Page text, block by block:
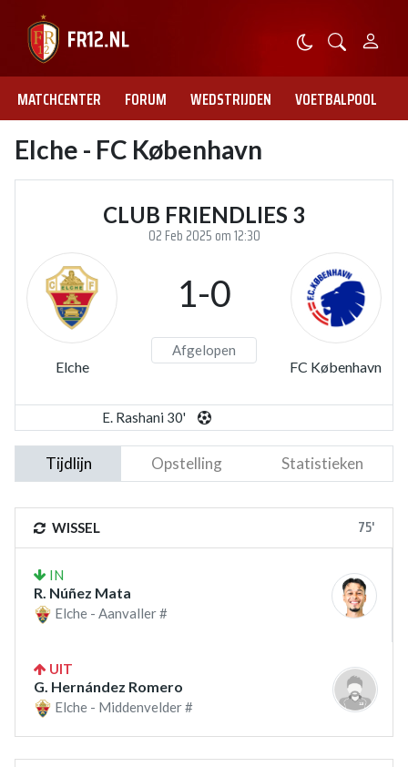
MATCHCENTER FORUM WEDSTRIJDEN VOETBALPOOL
Elche - FC København
CLUB FRIENDLIES 3
02 Feb 2025 om 12:30
Elche
1-0
Afgelopen
FC København
E. Rashani 30'
Tijdlijn Opstelling Statistieken
WISSEL 75'
IN
R. Núñez Mata
Elche - Aanvaller #
UIT
G. Hernández Romero
Elche - Middenvelder #